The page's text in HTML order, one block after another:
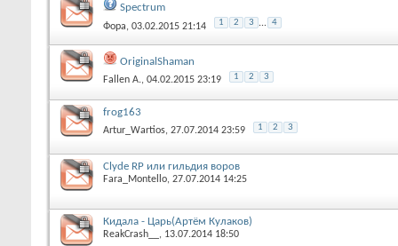
Spectrum
Фора, 03.02.2015 21:14 1 2 3 ... 4
OriginalShaman
Fallen A., 04.02.2015 23:19 1 2 3
frog163
Artur_Wartios, 27.07.2014 23:59 1 2 3
Clyde RP или гильдия воров
Fara_Montello, 27.07.2014 14:25
Кидала - Царь(Артём Кулаков)
ReakCrash__ , 13.07.2014 18:50